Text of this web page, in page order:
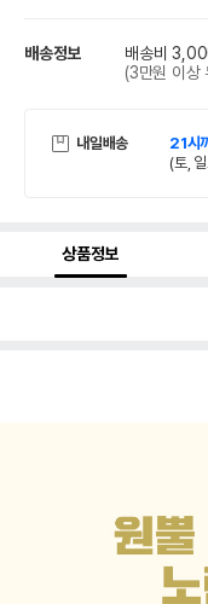
배송정보 배송비
(3만원 이상
내일배송 21시
(토,
상품정보